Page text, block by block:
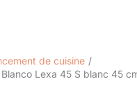
de cuisine
Blanco Lexa 45 S blanc 45